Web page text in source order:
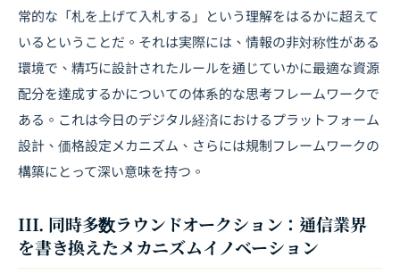
常的な「札を上げて入札する」という理解をはるかに超えて
いるということだ。それは実際には、情報の非対称性がある
環境で、精巧に設計されたルールを通じていかに最適な資源
配分を達成するかについての体系的な思考フレームワークで
ある。これは今日のデジタル経済におけるプラットフォーム
設計、価格設定メカニズム、さらには規制フレームワークの
構築にとって深い意味を持つ。
III. 同時多数ラウンドオークション：通信業界
を書き換えたメカニズムイノベーション